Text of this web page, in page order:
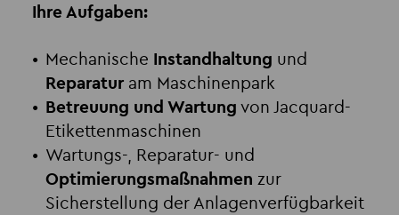
Ihre Aufgaben:
Mechanische Instandhaltung und
Reparaturam Maschinenpark
Betreuung und Wartung von Jacquard-
Etikettenmaschinen
Wartungs-, Reparatur- und
Optimierungsmaßnahmen zur
Sicherstellung der Anlagenverfügbarkeit